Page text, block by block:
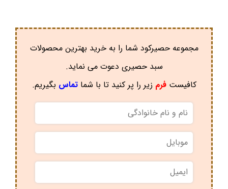
مجموعه حصیرکود شما را به خرید بهترین محصولات
سبد حصیری دعوت می نماید.
کافیستفرم زیر را پر کنید تا با شماتماس بگیریم.
نام
و
نام
خانوادگی
موبایل
ایمیل